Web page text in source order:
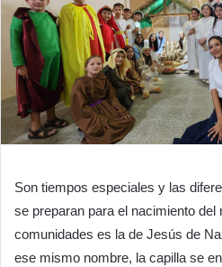
Son tiempos especiales y las
se preparan para el nacimiento
comunidades es la de Jesús de
ese mismo nombre, la capilla se